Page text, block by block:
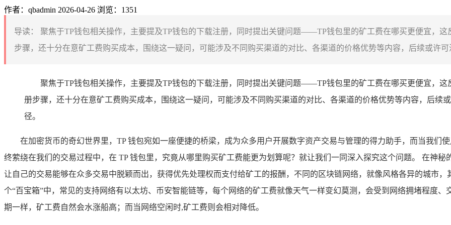
作者：qbadmin 2026-04-26 浏览：1351
导读：
聚焦于TP钱包相关操作，主要提及TP钱包的下载注册，同时提出关键问题——TP钱包里的矿工费在哪买更便宜，
步骤，还十分在意矿工费购买成本，围绕这一疑问，可能涉及不同购买渠道的对比、各渠道的价格优势等内容，后续或许
聚焦于TP钱包相关操作，主要提及TP钱包的下载注册，同时提出关键问题——TP钱包里的矿工费在哪买更便宜，
册步骤，还十分在意矿工费购买成本，围绕这一疑问，可能涉及不同购买渠道的对比、各渠道的价格优势等内容，后续
径。
在加密货币的奇幻世界里，TP 钱包宛如一座便捷的桥梁，成为众多用户开展数字资产交易与管理的得力助手，而当我们
终萦绕在我们的交易过程中，在 TP 钱包里，究竟从哪里购买矿工费能更为划算呢？就让我们一同深入探究这个问题。 在神
让自己的交易能够在众多交易中脱颖而出，获得优先处理权而支付给矿工的报酬，不同的区块链网络，就像风格各异的城市
个“百宝箱”中，常见的支持网络有以太坊、币安智能链等，每个网络的矿工费就像天气一样变幻莫测，会受到网络拥堵程度
期一样，矿工费自然会水涨船高；而当网络空闲时,矿工费则会相对降低。